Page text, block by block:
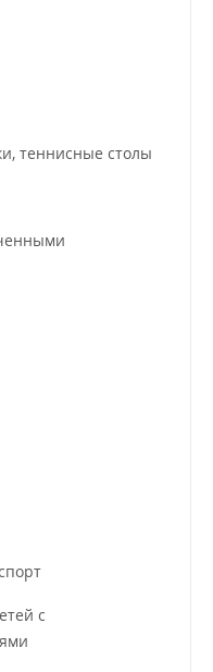
теннисные столы
с